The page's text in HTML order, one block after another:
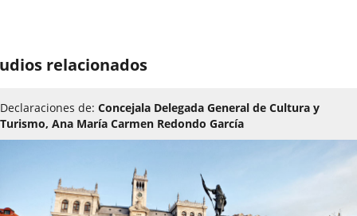
relacionados
Declaraciones de: Concejala Delegada General de Cultura y
Turismo, Ana María Carmen Redondo García